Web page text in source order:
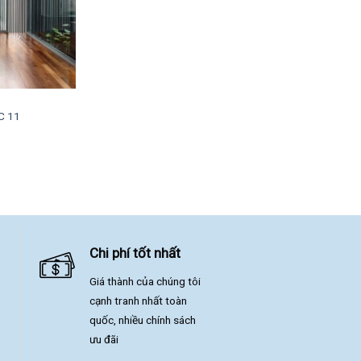
11
Chi phí tốt nhất
Giá thành của chúng tôi
cạnh tranh nhất toàn
quốc, nhiều chính sách
ưu đãi